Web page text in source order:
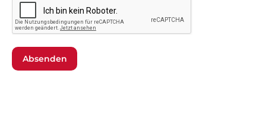
Absenden